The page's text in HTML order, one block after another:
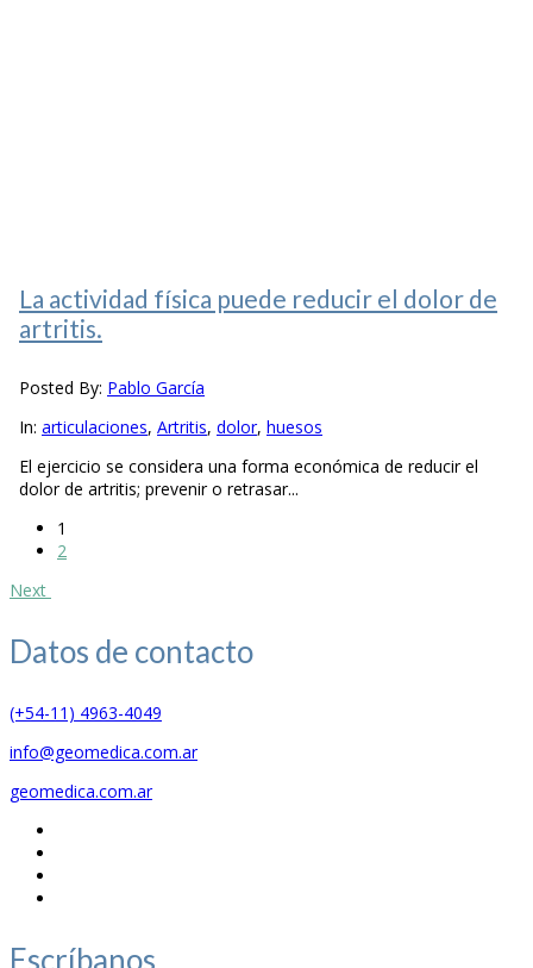
La actividad física puede reducir el dolor de
artritis.
Posted By: Pablo García
In: articulaciones, Artritis, dolor, huesos
El ejercicio se considera una forma económica de reducir el
dolor de artritis; prevenir o retrasar...
1
2
Next
Datos de contacto
(+54-11) 4963-4049
info@geomedica.com.ar
geomedica.com.ar
Escríbanos